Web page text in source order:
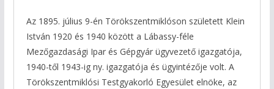
Az 1895. július 9-én Törökszentmiklóson született Klein
István 1920 és 1940 között a Lábassy-féle
Mezőgazdasági Ipar és Gépgyár ügyvezető igazgatója,
1940-től 1943-ig ny. igazgatója és ügyintézője volt. A
Törökszentmiklósi Testgyakorló Egyesület elnöke, az